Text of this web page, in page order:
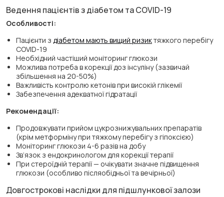
Ведення пацієнтів з діабетом та COVID-19
Особливості:
Пацієнти з діабетом мають вищий ризиктяжкого перебігу
COVID-19
Необхідний частіший моніторинг глюкози
Можлива потреба в корекції доз інсуліну (зазвичай
збільшення на 20-50%)
Важливість контролю кетонів при високій глікемії
Забезпечення адекватної гідратації
Рекомендації:
Продовжувати прийом цукрознижувальних препаратів
(крім метформіну при тяжкому перебігу з гіпоксією)
Моніторинг глюкози 4-6 разів на добу
Зв’язок з ендокринологом для корекції терапії
При стероїдній терапії — очікувати значне підвищення
глюкози (особливо післяобідньої та вечірньої)
Довгострокові наслідки для підшлункової залози